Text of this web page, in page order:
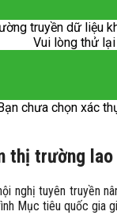
truyền dữ liệu
Vui lòng thử
chưa chọn xác
thị trường
nghị tuyên truyền
Mục tiêu quốc gia